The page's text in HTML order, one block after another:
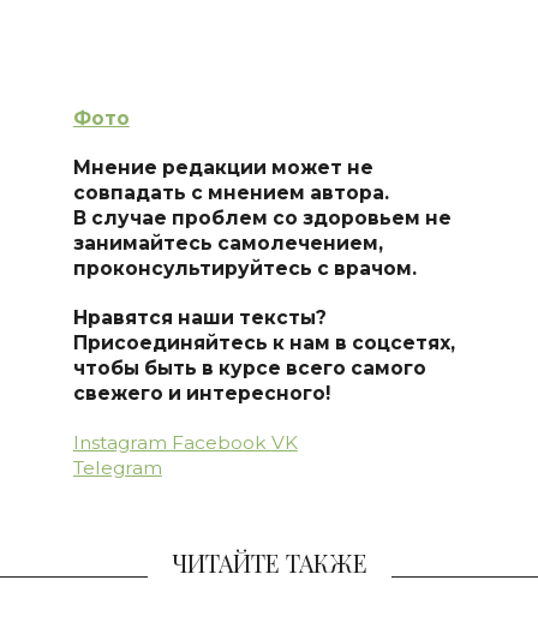
Фото
Мнение редакции может не
совпадать с мнением автора.
В случае проблем со здоровьем не
занимайтесь самолечением,
проконсультируйтесь с врачом.
Нравятся наши тексты?
Присоединяйтесь к нам в соцсетях,
чтобы быть в курсе всего самого
свежего и интересного!
Instagram Facebook VK
Telegram
ЧИТАЙТЕ ТАКЖЕ